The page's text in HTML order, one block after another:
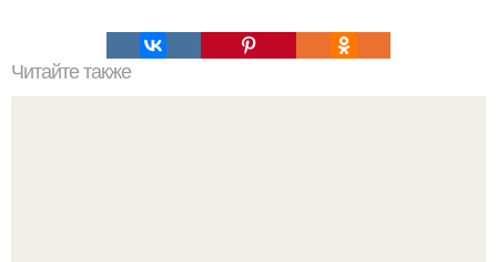
Читайте также